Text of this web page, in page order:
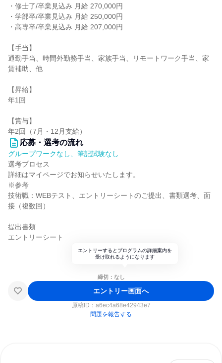
・修士了/卒業見込み 月給 270,000円
・学部卒/卒業見込み 月給 250,000円
・高専卒/卒業見込み 月給 207,000円
【手当】
通勤手当、時間外勤務手当、家族手当、リモートワーク手当、家
賃補助、他
【昇給】
年1回
【賞与】
年2回（7月・12月支給）
応募・選考の流れ
グループワークなし、筆記試験なし
選考プロセス
詳細はマイページでお知らせいたします。
※参考
技術職：WEBテスト、エントリーシートのご提出、書類選考、面
接（複数回）
提出書類
エントリーシート
エントリーするとプログラムの詳細案内を
受け取れるようになります
締切：なし
エントリー画面へ
原稿ID： a6ec4a68e42943e7
問題を報告する